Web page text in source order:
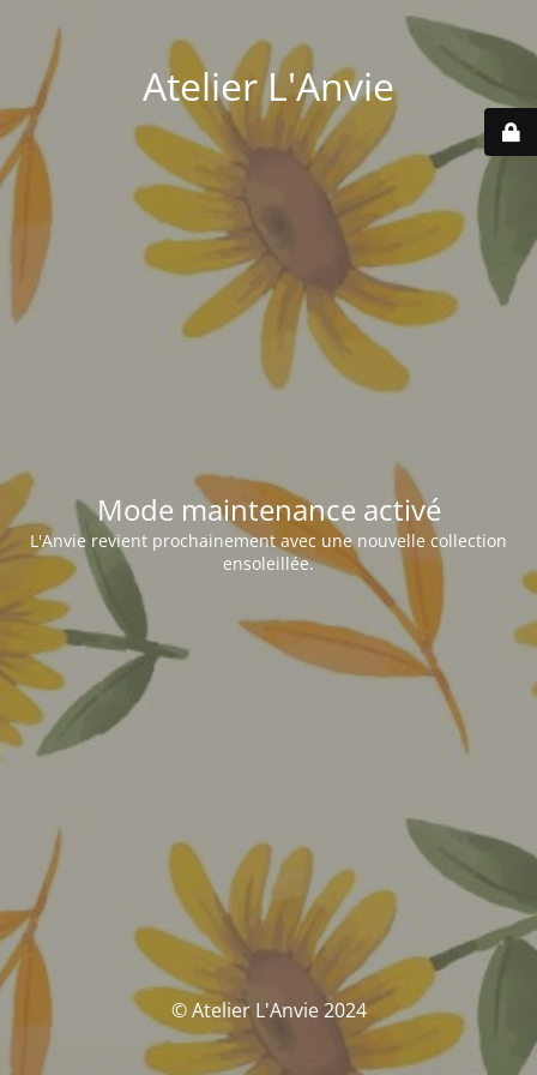
Atelier L'Anvie
Mode maintenance activé
L'Anvie revient prochainement avec une nouvelle collection
ensoleillée.
© Atelier L'Anvie 2024